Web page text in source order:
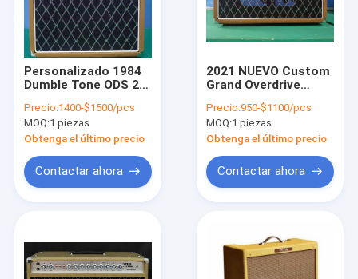
Personalizado 1984
Dumble Tone ODS 20
Overdrive Amp con
V30 Altavoz
Overdrive Especial
por Grand SSS Amp
Combos de cabeza
Precio:1400-$1500/pcs
MOQ:1 piezas
Obtenga el último precio
Contactar ahora
2021 NUEVO Custom
Grand Overdrive
de guitarra 50W con
bucle Marrón Tolex
JJ Tubos estilo
tonto
Precio:950-$1100/pcs
MOQ:1 piezas
Obtenga el último precio
Contactar ahora